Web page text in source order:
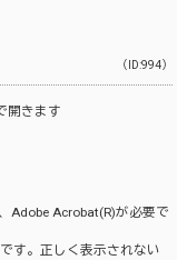
（ID:994）
開きます
Adobe Acrobat(R)が必要で
す。正しく表示されない